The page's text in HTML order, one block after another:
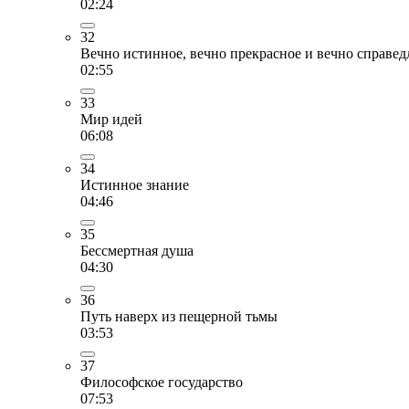
02:24
32
Вечно истинное, вечно прекрасное и вечно
02:55
33
Мир идей
06:08
34
Истинное знание
04:46
35
Бессмертная душа
04:30
36
Путь наверх из пещерной тьмы
03:53
37
Философское государство
07:53